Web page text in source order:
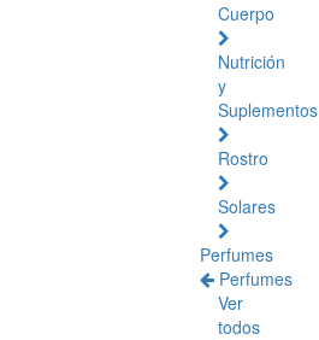
Cuerpo
Nutrición
y
Suplementos
Rostro
Solares
Perfumes
Perfumes
Ver
todos